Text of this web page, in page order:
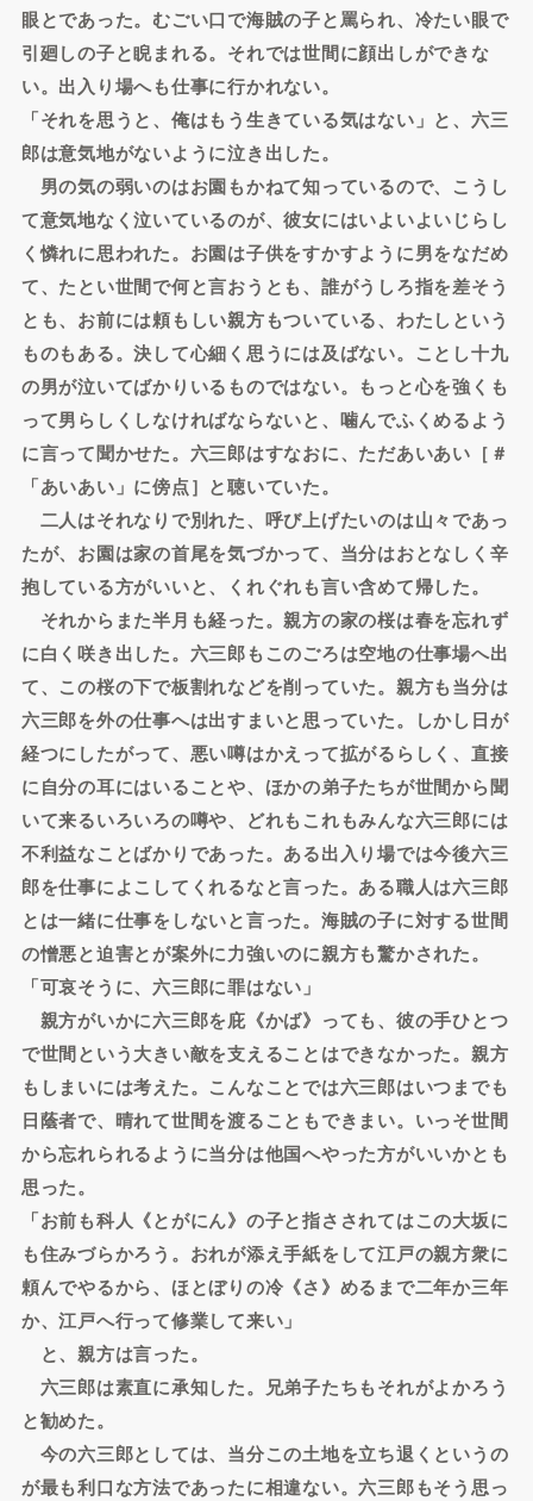
眼とであった。むごい口で海賊の子と罵られ、冷たい眼で
引廻しの子と睨まれる。それでは世間に顔出しができな
い。出入り場へも仕事に行かれない。
「それを思うと、俺はもう生きている気はない」と、六三
郎は意気地がないように泣き出した。
男の気の弱いのはお園もかねて知っているので、こうし
て意気地なく泣いているのが、彼女にはいよいよいじらし
く憐れに思われた。お園は子供をすかすように男をなだめ
て、たとい世間で何と言おうとも、誰がうしろ指を差そう
とも、お前には頼もしい親方もついている、わたしという
ものもある。決して心細く思うには及ばない。ことし十九
の男が泣いてばかりいるものではない。もっと心を強くも
って男らしくしなければならないと、噛んでふくめるよう
に言って聞かせた。六三郎はすなおに、ただあいあい［＃
「あいあい」に傍点］と聴いていた。
二人はそれなりで別れた、呼び上げたいのは山々であっ
たが、お園は家の首尾を気づかって、当分はおとなしく辛
抱している方がいいと、くれぐれも言い含めて帰した。
それからまた半月も経った。親方の家の桜は春を忘れず
に白く咲き出した。六三郎もこのごろは空地の仕事場へ出
て、この桜の下で板割れなどを削っていた。親方も当分は
六三郎を外の仕事へは出すまいと思っていた。しかし日が
経つにしたがって、悪い噂はかえって拡がるらしく、直接
に自分の耳にはいることや、ほかの弟子たちが世間から聞
いて来るいろいろの噂や、どれもこれもみんな六三郎には
不利益なことばかりであった。ある出入り場では今後六三
郎を仕事によこしてくれるなと言った。ある職人は六三郎
とは一緒に仕事をしないと言った。海賊の子に対する世間
の憎悪と迫害とが案外に力強いのに親方も驚かされた。
「可哀そうに、六三郎に罪はない」
親方がいかに六三郎を庇《かば》っても、彼の手ひとつ
で世間という大きい敵を支えることはできなかった。親方
もしまいには考えた。こんなことでは六三郎はいつまでも
日蔭者で、晴れて世間を渡ることもできまい。いっそ世間
から忘れられるように当分は他国へやった方がいいかとも
思った。
「お前も科人《とがにん》の子と指さされてはこの大坂に
も住みづらかろう。おれが添え手紙をして江戸の親方衆に
頼んでやるから、ほとぼりの冷《さ》めるまで二年か三年
か、江戸へ行って修業して来い」
と、親方は言った。
六三郎は素直に承知した。兄弟子たちもそれがよかろう
と勧めた。
今の六三郎としては、当分この土地を立ち退くというの
が最も利口な方法であったに相違ない。六三郎もそう思っ